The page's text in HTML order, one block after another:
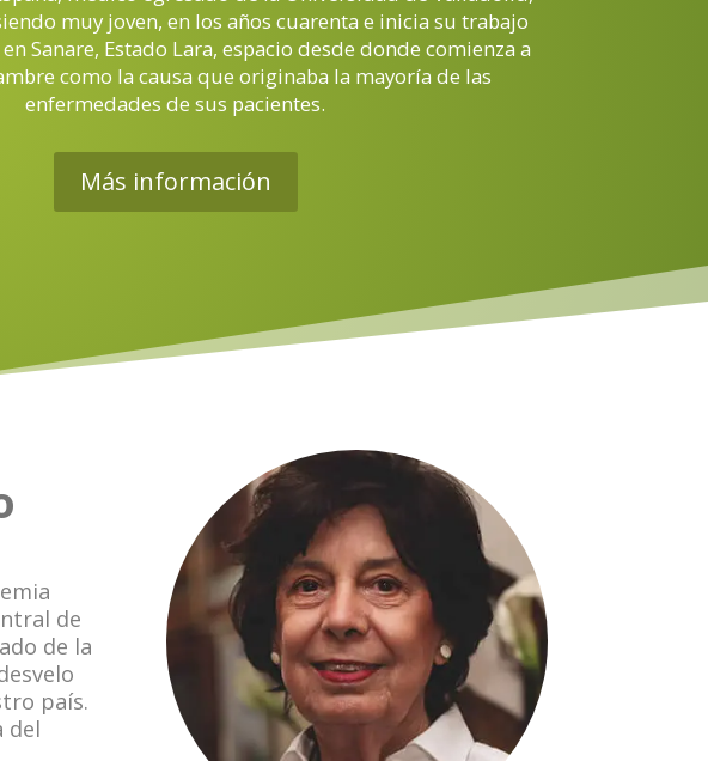
muy joven, en los años cuarenta e inicia su trabajo
Sanare, Estado Lara, espacio desde donde comienza a
como la causa que originaba la mayoría de las
enfermedades de sus pacientes.
Más información
de
de la
país.
del